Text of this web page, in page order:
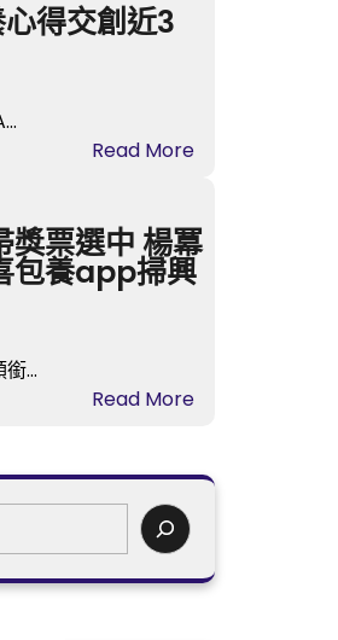
養
價
暴
睦”
事
得交創近3
Read More:
成
台
包
交
近
地
獎票選中 楊冪
包養app掃興
銜…
Read More:
屆
帚